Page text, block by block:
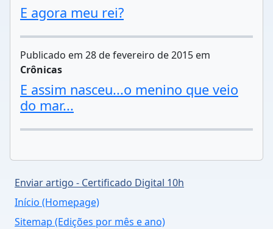
E agora meu rei?
Publicado em 28 de fevereiro de 2015 em
Crônicas
E assim nasceu...o menino que veio
do mar...
Enviar artigo - Certificado Digital 10h
Início (Homepage)
Sitemap (Edições por mês e ano)